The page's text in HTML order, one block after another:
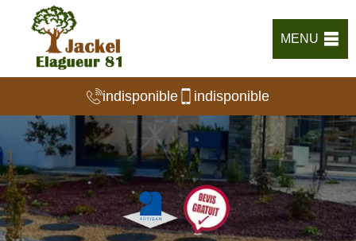
MENU
indisponible indisponible